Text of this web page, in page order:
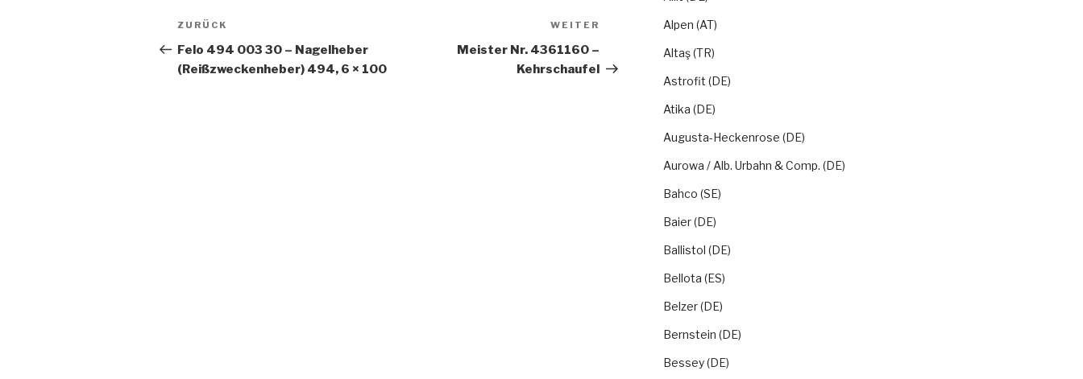
Beitragsnavigation
Vorheriger
Beitrag
ZURÜCK
Felo 494 003 30 – Nagelheber
(Reißzweckenheber) 494, 6 × 100
WEITER
Meister Nr. 4361160 –
Kehrschaufel
Alpen (AT)
Altaş (TR)
Astrofit (DE)
Atika (DE)
Augusta-Heckenrose (DE)
Aurowa / Alb. Urbahn & Comp. (DE)
Bahco (SE)
Baier (DE)
Ballistol (DE)
Bellota (ES)
Belzer (DE)
Bernstein (DE)
Bessey (DE)